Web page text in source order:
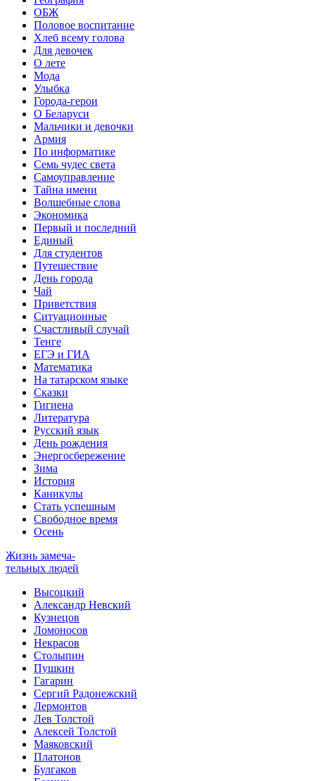
ОБЖ
Половое воспитание
Хлеб всему голова
Для девочек
О лете
Мода
Улыбка
Города-герои
О Беларуси
Мальчики и девочки
Армия
По информатике
Семь чудес света
Самоуправление
Тайна имени
Волшебные слова
Экономика
Первый и последний
Единый
Для студентов
Путешествие
День города
Чай
Приветствия
Ситуационные
Счастливый случай
Тенге
ЕГЭ и ГИА
Математика
На татарском языке
Сказки
Гигиена
Литература
Русский язык
День рождения
Энергосбережение
Зима
История
Каникулы
Стать успешным
Свободное время
Осень
Жизнь замеча-
тельных людей
Высоцкий
Александр Невский
Кузнецов
Ломоносов
Некрасов
Столыпин
Пушкин
Гагарин
Сергий Радонежский
Лермонтов
Лев Толстой
Алексей Толстой
Маяковский
Платонов
Булгаков